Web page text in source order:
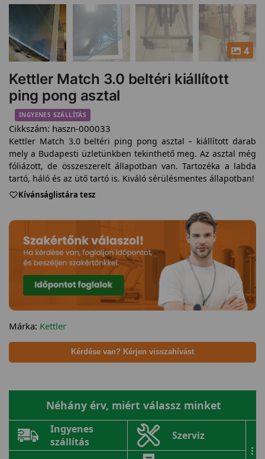
4
Kettler Match 3.0 beltéri kiállított
ping pong asztal
INGYENES SZÁLLÍTÁS
Cikkszám: haszn-000033
Kettler Match 3.0 beltéri ping pong asztal – kiállított darab
mely a Budapesti üzletünkben tekinthető meg. Az asztal még
fóliázott, de összeszerelt állapotban van. Tartozéka a labda
tartó, háló és az ütő tartó is. Kiváló sérülésmentes állapotban!
Kívánságlistára tesz
Márka: Kettler
Kérdése van? Kérjen visszahívást
Néhány érv, miért válassz minket
Ingyenes
szállítás
Szerviz
...